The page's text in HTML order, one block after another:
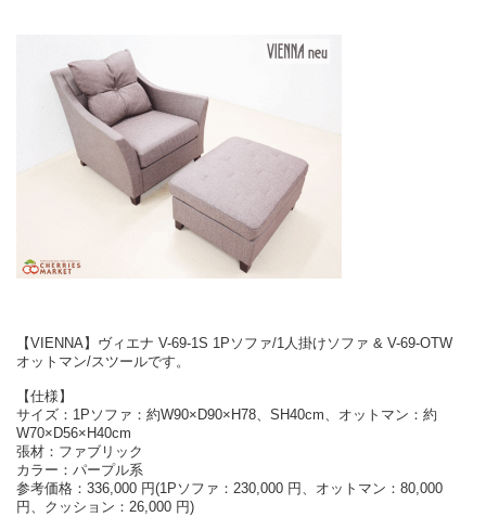
【VIENNA】ヴィエナ V-69-1S 1Pソファ/1人掛けソファ & V-69-OTW
オットマン/スツールです。
【仕様】
サイズ：1Pソファ：約W90×D90×H78、SH40cm、オットマン：約
W70×D56×H40cm
張材：ファブリック
カラー：パープル系
参考価格：336,000 円(1Pソファ：230,000 円、オットマン：80,000
円、クッション：26,000 円)